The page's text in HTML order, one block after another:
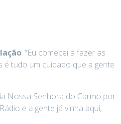
. “Eu comecei a fazer as
é tudo um cuidado que a gente
Nossa Senhora do Carmo por
e a gente já vinha aqui,